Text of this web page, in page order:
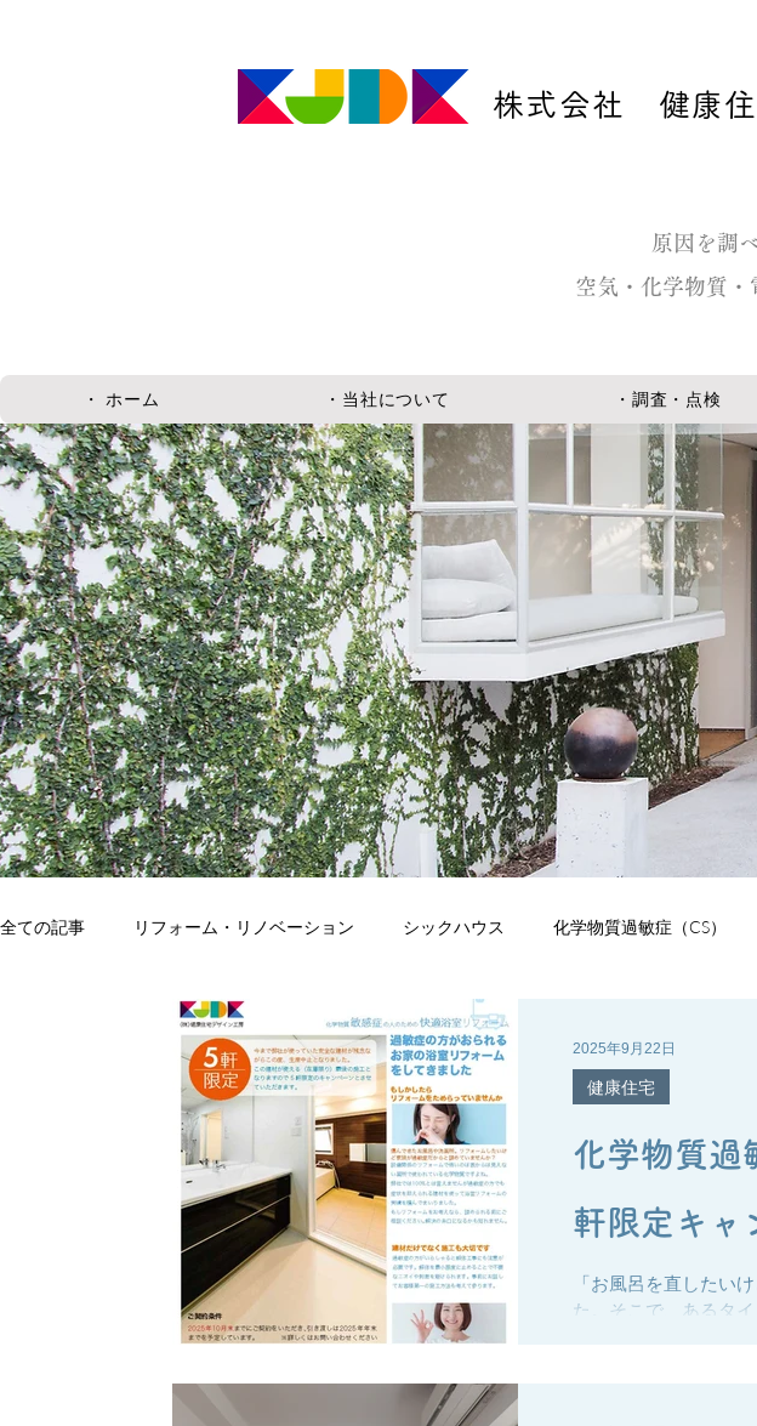
株式会社 健康住
原因を調
空気・化学物質・
・ ホーム ・当社について ・調査・点検
全ての記事 リフォーム・リノベーション シックハウス 化学物質過敏症（CS）
観葉植物 自然素材 点検・測定・分析
一般リフォーム事例 相談事例 外装
環境アレルギー対応リフォーム事例 販売 オーガニックフード SELECT オ
化学物質過
軒限定キャ
「お風呂を直したい
た。そこで、あるタ
健康住宅
2025年9月22日